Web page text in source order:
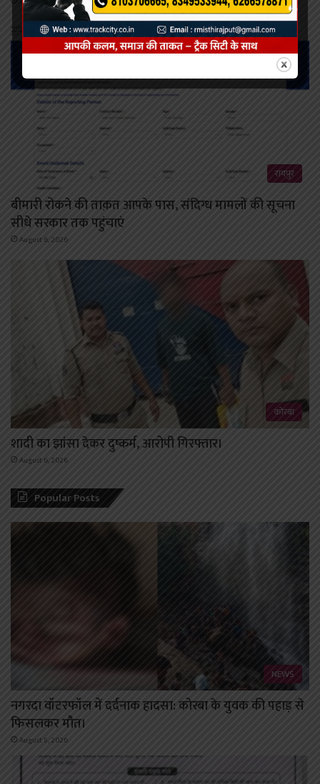
रायपुर
बीमारी रोकने की ताक़त आपके पास, संदिग्ध मामलों की सूचना
सीधे सरकार तक पहुंचाएं
August 6, 2026
कोरबा
शादी का झांसा देकर दुष्कर्म, आरोपी गिरफ्तार।
August 6, 2026
Popular Posts
NEWS
नगरदा वॉटरफॉल में दर्दनाक हादसा: कोरबा के युवक की पहाड़ से
फिसलकर मौत।
August 5, 2026